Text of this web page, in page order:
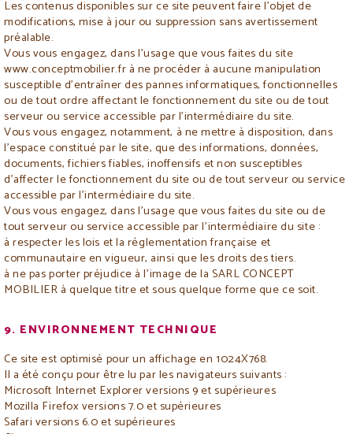
Les contenus disponibles sur ce site peuvent faire l'objet de
modifications, mise à jour ou suppression sans avertissement
préalable.
Vous vous engagez, dans l'usage que vous faites du site
www.conceptmobilier.fr à ne procéder à aucune manipulation
susceptible d'entraîner des pannes informatiques, fonctionnelles
ou de tout ordre affectant le fonctionnement du site ou de tout
serveur ou service accessible par l'intermédiaire du site.
Vous vous engagez, notamment, à ne mettre à disposition, dans
l'espace constitué par le site, que des informations, données,
documents, fichiers fiables, inoffensifs et non susceptibles
d'affecter le fonctionnement du site ou de tout serveur ou service
accessible par l'intermédiaire du site.
Vous vous engagez, dans l'usage que vous faites du site ou de
tout serveur ou service accessible par l'intermédiaire du site :
à respecter les lois et la réglementation française et
communautaire en vigueur, ainsi que les droits des tiers.
à ne pas porter préjudice à l'image de la SARL CONCEPT
MOBILIER à quelque titre et sous quelque forme que ce soit.
9. ENVIRONNEMENT TECHNIQUE
Ce site est optimisé pour un affichage en 1024X768.
Il a été conçu pour être lu par les navigateurs suivants :
Microsoft Internet Explorer versions 9 et supérieures
Mozilla Firefox versions 7.0 et supérieures
Safari versions 6.0 et supérieures